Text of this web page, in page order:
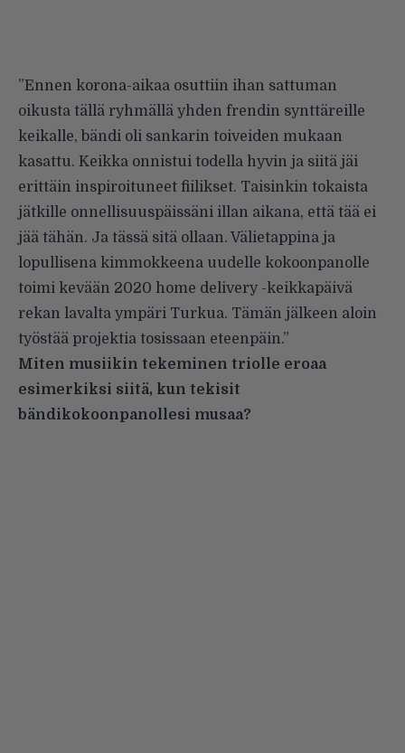
”Ennen korona-aikaa osuttiin ihan sattuman
oikusta tällä ryhmällä yhden frendin synttäreille
keikalle, bändi oli sankarin toiveiden mukaan
kasattu. Keikka onnistui todella hyvin ja siitä jäi
erittäin inspiroituneet fiilikset. Taisinkin tokaista
jätkille onnellisuuspäissäni illan aikana, että tää ei
jää tähän. Ja tässä sitä ollaan. Välietappina ja
lopullisena kimmokkeena uudelle kokoonpanolle
toimi kevään 2020 home delivery -keikkapäivä
rekan lavalta ympäri Turkua. Tämän jälkeen aloin
työstää projektia tosissaan eteenpäin.”
Miten musiikin tekeminen triolle eroaa
esimerkiksi siitä, kun tekisit
bändikokoonpanollesi musaa?